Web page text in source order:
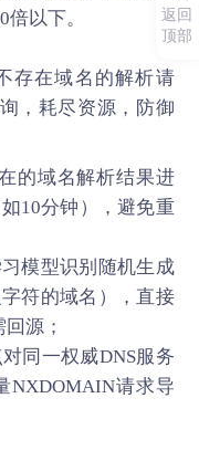
以下。
存在域名的解析请
，耗尽资源，防御
的域名解析结果进
10分钟），避免重
模型识别随机生成
符的域名），直接
源；
同一权威DNS服务
NXDOMAIN请求导
返回
顶部